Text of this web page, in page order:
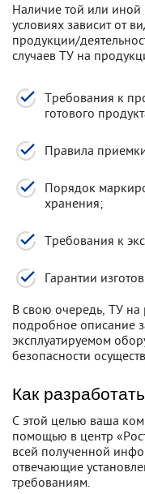
Наличие той или
условиях зависит от
продукции/
случаев ТУ на
Требования к
готового
Правила
Порядок
хранения;
Требования к
Гарантии
В свою очередь, ТУ
подробное описание
эксплуатируемом
безопасности
Как
С этой целью ваша
помощью в центр
всей полученной
отвечающие
требованиям.